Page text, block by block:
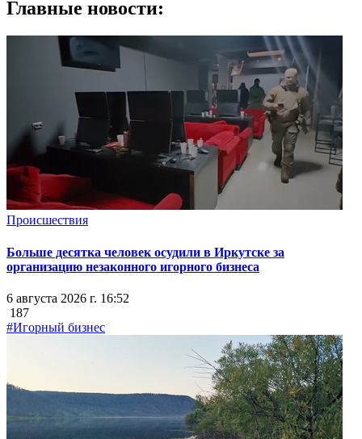
Главные новости:
Происшествия
Больше десятка человек осудили в Иркутске за
организацию незаконного игорного бизнеса
6 августа 2026 г. 16:52
187
#Игорный бизнес